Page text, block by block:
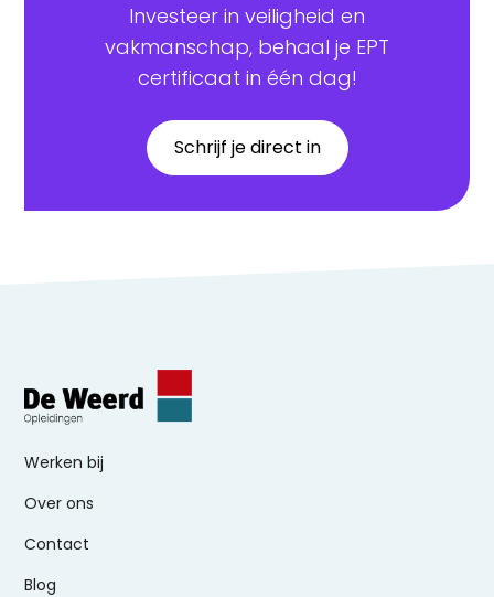
Investeer in veiligheid en
vakmanschap, behaal je EPT
certificaat in één dag!
Schrijf je direct in
Werken bij
Over ons
Contact
Blog